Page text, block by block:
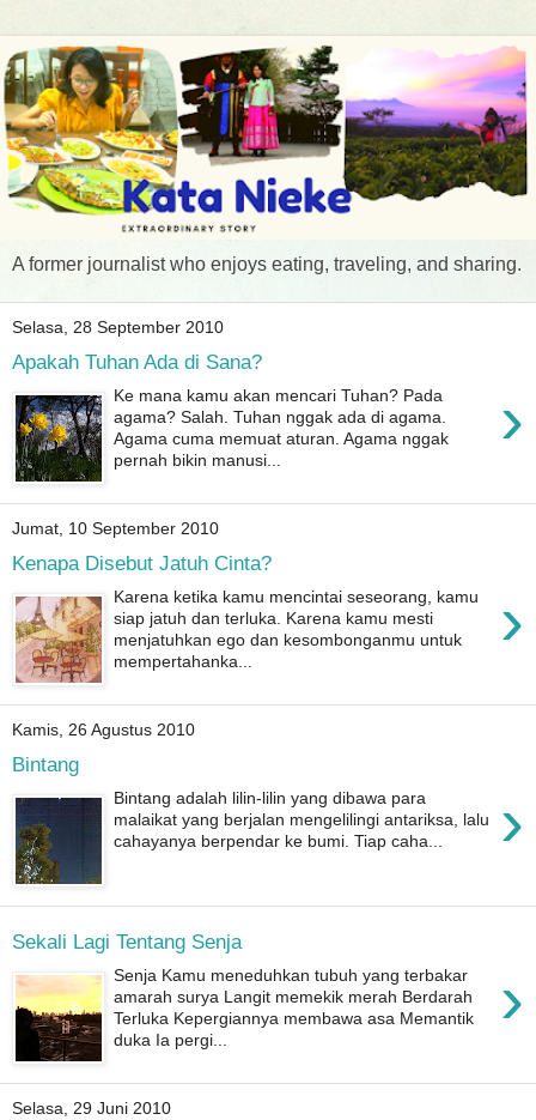
A former journalist who enjoys eating, traveling, and sharing.
Selasa, 28 September 2010
Apakah Tuhan Ada di Sana?
›
Ke mana kamu akan mencari Tuhan? Pada
agama? Salah. Tuhan nggak ada di agama.
Agama cuma memuat aturan. Agama nggak
pernah bikin manusi...
Jumat, 10 September 2010
Kenapa Disebut Jatuh Cinta?
›
Karena ketika kamu mencintai seseorang, kamu
siap jatuh dan terluka. Karena kamu mesti
menjatuhkan ego dan kesombonganmu untuk
mempertahanka...
Kamis, 26 Agustus 2010
Bintang
›
Bintang adalah lilin-lilin yang dibawa para
malaikat yang berjalan mengelilingi antariksa, lalu
cahayanya berpendar ke bumi. Tiap caha...
Sekali Lagi Tentang Senja
›
Senja Kamu meneduhkan tubuh yang terbakar
amarah surya Langit memekik merah Berdarah
Terluka Kepergiannya membawa asa Memantik
duka Ia pergi...
Selasa, 29 Juni 2010